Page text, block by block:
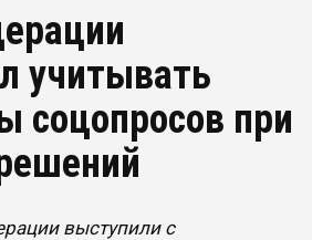
учитывать
соцопросов при
выступили с